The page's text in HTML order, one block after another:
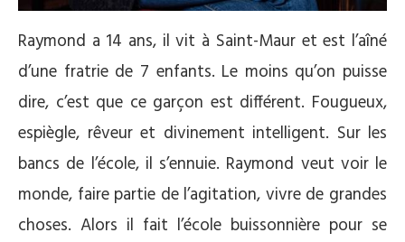
Raymond a 14 ans, il vit à Saint-Maur et est l’aîné
d’une fratrie de 7 enfants. Le moins qu’on puisse
dire, c’est que ce garçon est différent. Fougueux,
espiègle, rêveur et divinement intelligent. Sur les
bancs de l’école, il s’ennuie. Raymond veut voir le
monde, faire partie de l’agitation, vivre de grandes
choses. Alors il fait l’école buissonnière pour se